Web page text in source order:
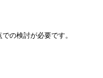
の検討が必要です。